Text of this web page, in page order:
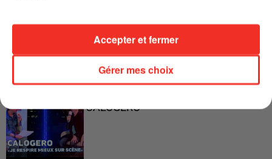
PARFAITS"
CALOGERO
Gérer mes choix
Accepter et fermer